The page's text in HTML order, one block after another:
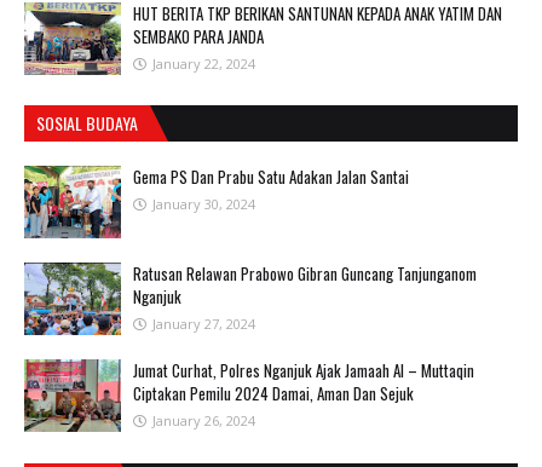
HUT BERITA TKP BERIKAN SANTUNAN KEPADA ANAK YATIM DAN
SEMBAKO PARA JANDA
January 22, 2024
SOSIAL BUDAYA
Gema PS Dan Prabu Satu Adakan Jalan Santai
January 30, 2024
Ratusan Relawan Prabowo Gibran Guncang Tanjunganom
Nganjuk
January 27, 2024
Jumat Curhat, Polres Nganjuk Ajak Jamaah Al – Muttaqin
Ciptakan Pemilu 2024 Damai, Aman Dan Sejuk
January 26, 2024